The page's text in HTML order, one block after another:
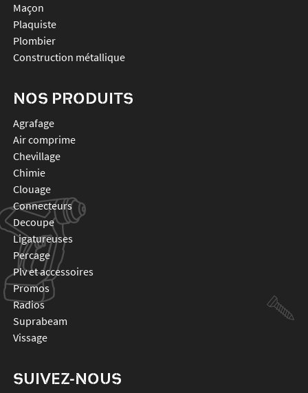
Maçon
Plaquiste
Plombier
Construction métallique
NOS PRODUITS
agrafage
air comprime
chevillage
chimie
clouage
connecteurs
decoupe
ligatureuses
percage
plv et accessoires
promos
radios
suprabeam
vissage
SUIVEZ-NOUS